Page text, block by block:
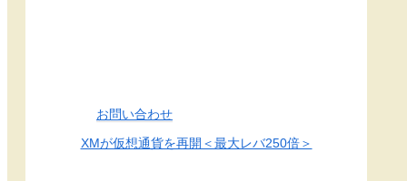
お問い合わせ
XMが仮想通貨を再開＜最大レバ250倍＞